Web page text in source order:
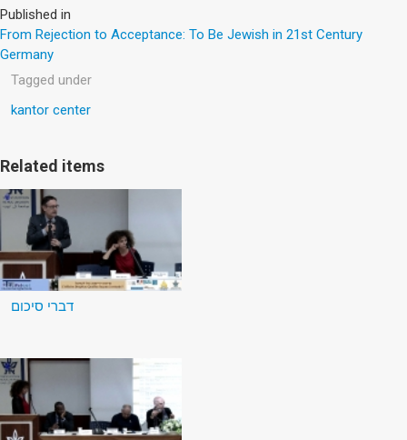
Published in
From Rejection to Acceptance: To Be Jewish in 21st Century
Germany
Tagged under
kantor center
Related items
דברי סיכום